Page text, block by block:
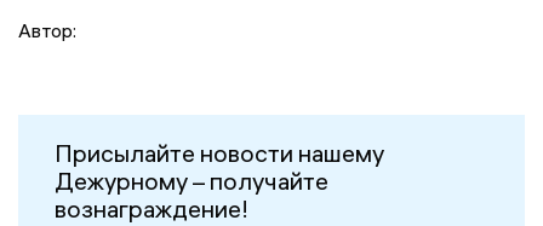
Автор:
Присылайте новости нашему
Дежурному – получайте
вознаграждение!